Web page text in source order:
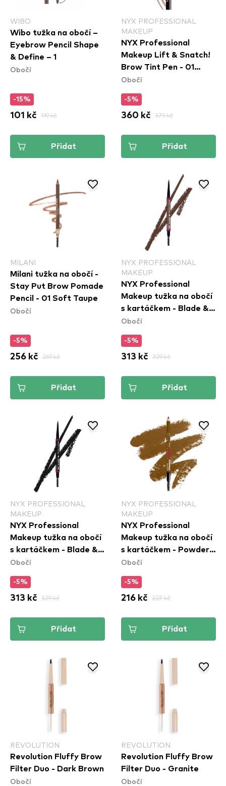
WIBO
Wibo tužka na obočí –
Eyebrow Pencil Shape
& Define – 1
Obočí
-15%
101 kč 119 kč
Přidat
NYX PROFESSIONAL
MAKEUP
NYX Professional
Makeup Lift & Snatch!
Brow Tint Pen - 01
Blonde (LAS01)
Obočí
-5%
360 kč 379 kč
Přidat
MILANI
Milani tužka na obočí -
Stay Put Brow Pomade
Pencil - 01 Soft Taupe
Obočí
-5%
256 kč 269 kč
Přidat
NYX PROFESSIONAL
MAKEUP
NYX Professional
Makeup tužka na obočí
s kartáčkem - Blade &
Shade Nano Brow
Obočí
-5%
313 kč 329 kč
Přidat
NYX PROFESSIONAL
MAKEUP
NYX Professional
Makeup tužka na obočí
s kartáčkem - Blade &
Shade Nano Brow
Obočí
-5%
313 kč 329 kč
Přidat
NYX PROFESSIONAL
MAKEUP
NYX Professional
Makeup tužka na obočí
s kartáčkem - Powder
Louder Brow Pencil -
Obočí
-5%
216 kč 227 kč
Přidat
REVOLUTION
Revolution Fluffy Brow
Filter Duo - Dark Brown
Obočí
REVOLUTION
Revolution Fluffy Brow
Filter Duo - Granite
Obočí